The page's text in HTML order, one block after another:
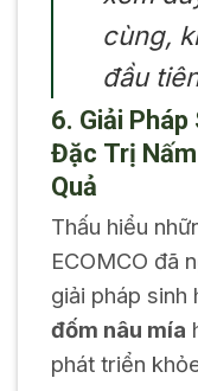
cùng,
đầu
6. Giải Pháp
Đặc Trị
Quả
Thấu hiểu
ECOMCO đã
giải pháp
đốm nâu mía
phát triển